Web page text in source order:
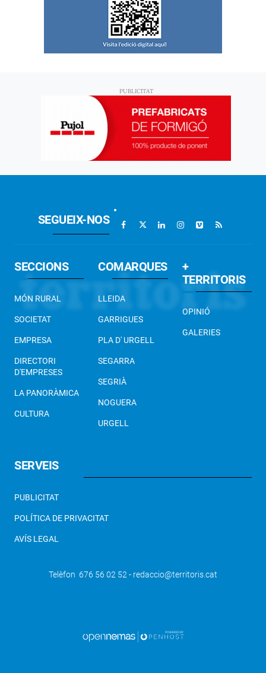
SEGUEIX-NOS
SECCIONS
MÓN RURAL
SOCIETAT
EMPRESA
DIRECTORI
D'EMPRESES
LA PANORÀMICA
CULTURA
COMARQUES
LLEIDA
GARRIGUES
PLA D' URGELL
SEGARRA
SEGRIÀ
NOGUERA
URGELL
+
TERRITORIS
OPINIÓ
GALERIES
SERVEIS
PUBLICITAT
POLÍTICA DE PRIVACITAT
AVÍS LEGAL
Telèfon 676 56 02 52 - redaccio@territoris.cat